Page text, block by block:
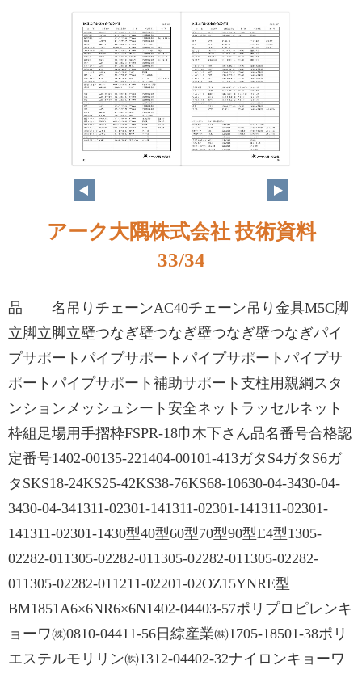
アーク大隅株式会社 技術資料
33/34
品 名吊りチェーンAC40チェーン吊り金具M5C脚
立脚立脚立壁つなぎ壁つなぎ壁つなぎ壁つなぎパイ
プサポートパイプサポートパイプサポートパイプサ
ポートパイプサポート補助サポート支柱用親綱スタ
ンションメッシュシート安全ネットラッセルネット
枠組足場用手摺枠FSPR-18巾木下さん品名番号合格認
定番号1402-00135-221404-00101-413ガタS4ガタS6ガ
タSKS18-24KS25-42KS38-76KS68-10630-04-3430-04-
3430-04-341311-02301-141311-02301-141311-02301-
141311-02301-1430型40型60型70型90型E4型1305-
02282-011305-02282-011305-02282-011305-02282-
011305-02282-011211-02201-02OZ15YNRE型
BM1851A6×6NR6×6N1402-04403-57ポリプロピレンキ
ョーワ㈱0810-04411-56日綜産業㈱1705-18501-38ポリ
エステルモリリン㈱1312-04402-32ナイロンキョーワ